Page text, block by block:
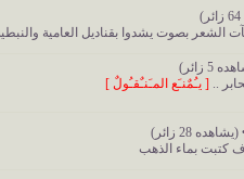
الشعر بصوت يشدوا بقناديل العامية
5 زائر)
.. [ يـُمٌنـَع المـَنـٌقـُولٌ ]
(يشاهده 28 زائر)
كتبت بماء الذهب